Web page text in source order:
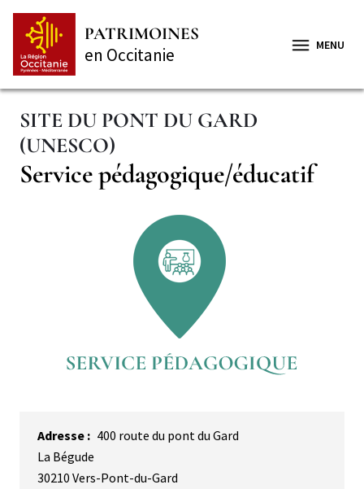
contenu
principal
PATRIMOINES
en Occitanie MENU
SITE DU PONT DU GARD
(UNESCO)
Complément
de
Service pédagogique/éducatif
Adresse
400 route du pont du Gard
La Bégude
30210 Vers-Pont-du-Gard